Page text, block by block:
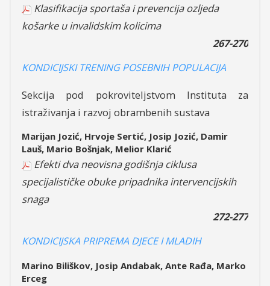
Klasifikacija sportaša i prevencija ozljeda
košarke u invalidskim kolicima
267-270
KONDICIJSKI TRENING POSEBNIH POPULACIJA
Sekcija pod pokroviteljstvom Instituta za
istraživanja i razvoj obrambenih sustava
Marijan Jozić, Hrvoje Sertić, Josip Jozić, Damir
Lauš, Mario Bošnjak, Melior Klarić
Efekti dva neovisna godišnja ciklusa
specijalističke obuke pripadnika intervencijskih
snaga
272-277
KONDICIJSKA PRIPREMA DJECE I MLADIH
Marino Biliškov, Josip Andabak, Ante Rađa, Marko
Erceg